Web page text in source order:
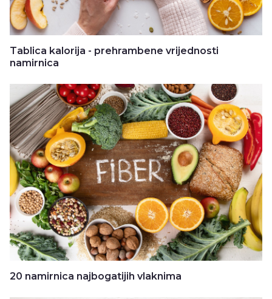
Tablica kalorija - prehrambene vrijednosti
namirnica
20 namirnica najbogatijih vlaknima